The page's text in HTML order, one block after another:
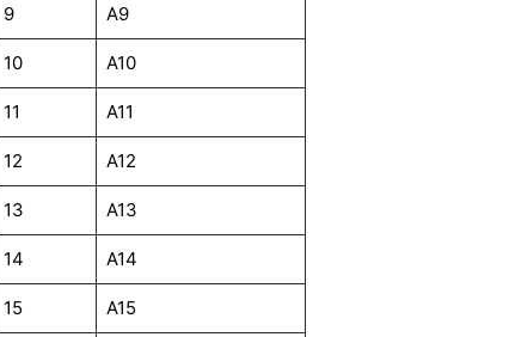
9 A9
10 A10
11 A11
12 A12
13 A13
14 A14
15 A15